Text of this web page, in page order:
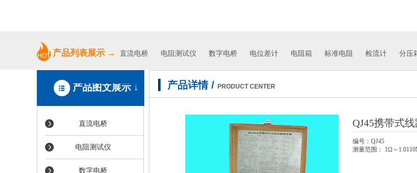
HOT 产品列表展示 → 直流电桥 电阻测试仪 数字电桥 电位差计 电阻箱 标准电阻 检流计 分压箱
QJ45携带式
编号：QJ45
测量范围： 1Ω～
产品详情/ PRODUCT CENTER
产品图文展示 ↓
直流电桥
电阻测试仪
数字电桥